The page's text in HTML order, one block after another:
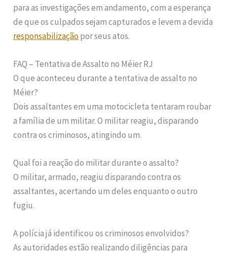
para as investigações em andamento, com a esperança
de que os culpados sejam capturados e levem a devida
responsabilizaçãopor seus atos.
FAQ – Tentativa de Assalto no Méier RJ
O que aconteceu durante a tentativa de assalto no
Méier?
Dois assaltantes em uma motocicleta tentaram roubar
a família de um militar. O militar reagiu, disparando
contra os criminosos, atingindo um.
Qual foi a reação do militar durante o assalto?
O militar, armado, reagiu disparando contra os
assaltantes, acertando um deles enquanto o outro
fugiu.
A polícia já identificou os criminosos envolvidos?
As autoridades estão realizando diligências para